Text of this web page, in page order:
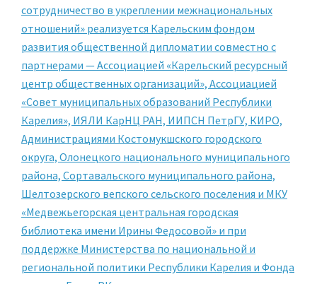
сотрудничество в укреплении межнациональных
отношений» реализуется Карельским фондом
развития общественной дипломатии совместно с
партнерами — Ассоциацией «Карельский ресурсный
центр общественных организаций», Ассоциацией
«Совет муниципальных образований Республики
Карелия», ИЯЛИ КарНЦ РАН, ИИПСН ПетрГУ, КИРО,
Администрациями Костомукшского городского
округа, Олонецкого национального муниципального
района, Сортавальского муниципального района,
Шелтозерского вепского сельского поселения и МКУ
«Медвежьегорская центральная городская
библиотека имени Ирины Федосовой» и при
поддержке Министерства по национальной и
региональной политики Республики Карелия и Фонда